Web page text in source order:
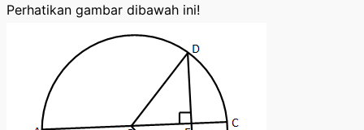
Perhatikan gambar dibawah ini!